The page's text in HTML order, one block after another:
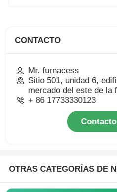
CONTACTO
Mr. furnacess
Sitio 501, unidad 6,
mercado del este de la
+ 86 17733330123
OTRAS CATEGORÍAS DE